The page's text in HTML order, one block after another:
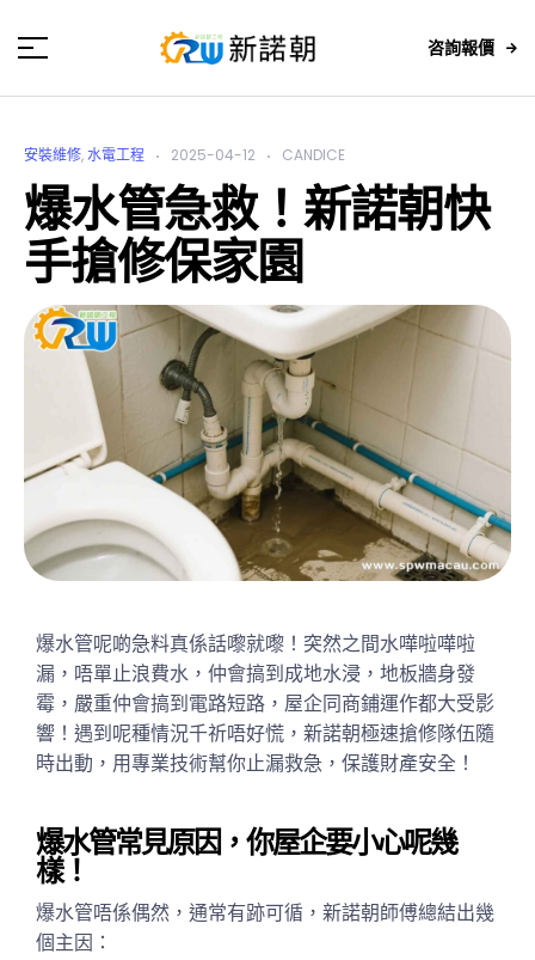
咨詢報價
安裝維修,水電工程 2025-04-12 CANDICE
爆水管急救！新諾朝快
手搶修保家園
爆水管呢啲急料真係話嚟就嚟！突然之間水嘩啦嘩啦
漏，唔單止浪費水，仲會搞到成地水浸，地板牆身發
霉，嚴重仲會搞到電路短路，屋企同商鋪運作都大受影
響！遇到呢種情況千祈唔好慌，新諾朝極速搶修隊伍隨
時出動，用專業技術幫你止漏救急，保護財產安全！
爆水管常見原因，你屋企要小心呢幾
樣！
爆水管唔係偶然，通常有跡可循，新諾朝師傅總結出幾
個主因：